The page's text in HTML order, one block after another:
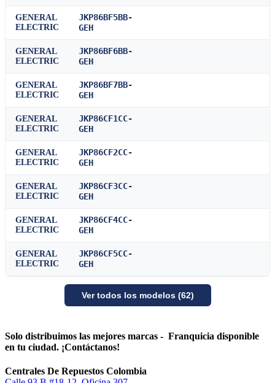
GENERAL
ELECTRIC
JKP86BF5BB-
GEH
GENERAL
ELECTRIC
JKP86BF6BB-
GEH
GENERAL
ELECTRIC
JKP86BF7BB-
GEH
GENERAL
ELECTRIC
JKP86CF1CC-
GEH
GENERAL
ELECTRIC
JKP86CF2CC-
GEH
GENERAL
ELECTRIC
JKP86CF3CC-
GEH
GENERAL
ELECTRIC
JKP86CF4CC-
GEH
GENERAL
ELECTRIC
JKP86CF5CC-
GEH
Ver todos los modelos (62)
Solo distribuimos las mejores marcas - Franquicia disponible
en tu ciudad. ¡Contáctanos!
Centrales De Repuestos Colombia